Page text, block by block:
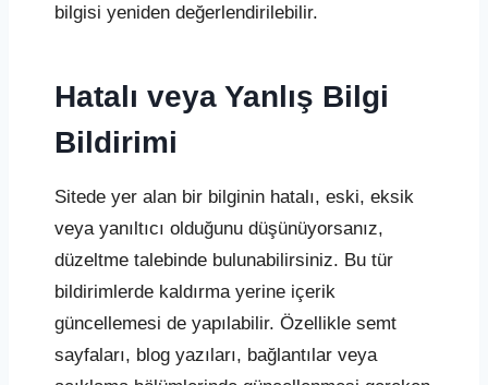
bilgisi yeniden değerlendirilebilir.
Hatalı veya Yanlış Bilgi
Bildirimi
Sitede yer alan bir bilginin hatalı, eski, eksik
veya yanıltıcı olduğunu düşünüyorsanız,
düzeltme talebinde bulunabilirsiniz. Bu tür
bildirimlerde kaldırma yerine içerik
güncellemesi de yapılabilir. Özellikle semt
sayfaları, blog yazıları, bağlantılar veya